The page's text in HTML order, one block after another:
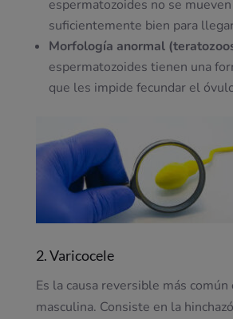
espermatozoides no se
suficientemente bien para
Morfología anormal
espermatozoides tienen una
que les impide fecundar el
2. Varicocele
Es la causa reversible más
masculina. Consiste en la